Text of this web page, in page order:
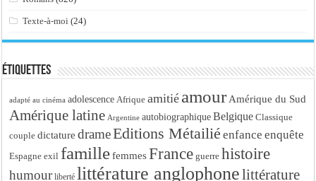
Texte-à-moi (24)
Étiquettes
adapté au cinéma adolescence Afrique amitié amour Amérique du Sud
Amérique latine Argentine autobiographique Belgique Classique
couple dictature drameEditions Métailié enfance enquête
Espagne exil famille femmes France guerre histoire
humour liberté littérature anglophonelittérature